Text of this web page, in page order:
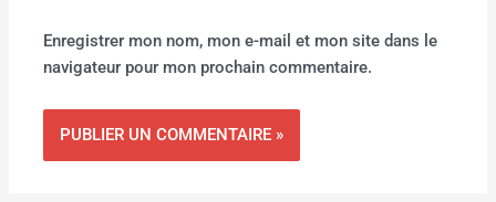
Enregistrer mon nom, mon e-mail et mon site dans le
navigateur pour mon prochain commentaire.